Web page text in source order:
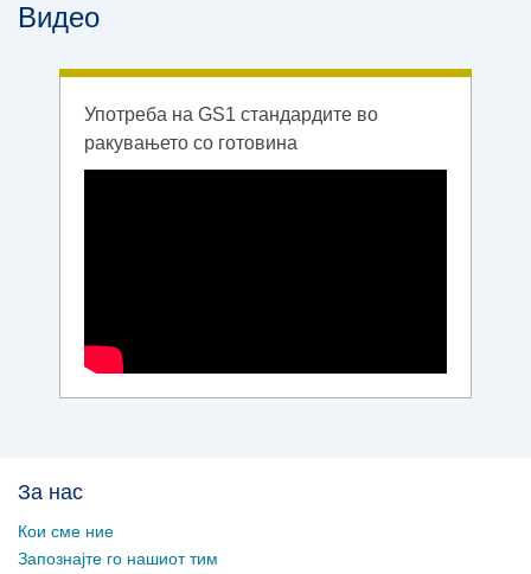
Видео
Употреба на GS1 стандардите во
ракувањето со готовина
За нас
Кои сме ние
Запознајте го нашиот тим